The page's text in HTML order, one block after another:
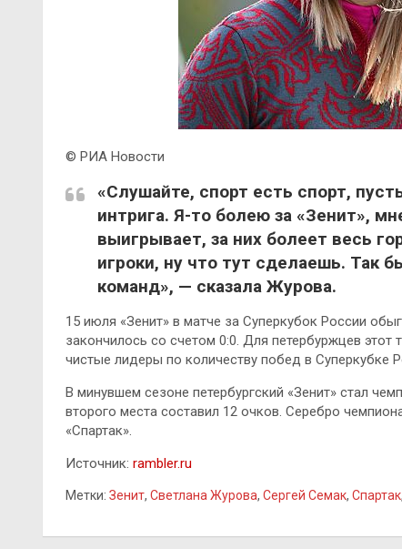
© РИА Новости
«Слушайте, спорт есть спорт,
интрига. Я-то болею за «Зенит»,
выигрывает, за них болеет весь
игроки, ну что тут сделаешь. Так
команд», — сказала Журова.
15 июля «Зенит» в матче за Суперкубок России
закончилось со счетом 0:0. Для петербуржцев
чистые лидеры по количеству побед в Суперкубке
В минувшем сезоне петербургский «Зенит» стал
второго места составил 12 очков. Серебро
«Спартак».
Источник: rambler.ru
Метки: Зенит, Светлана Журова, Сергей Семак, Спартак,